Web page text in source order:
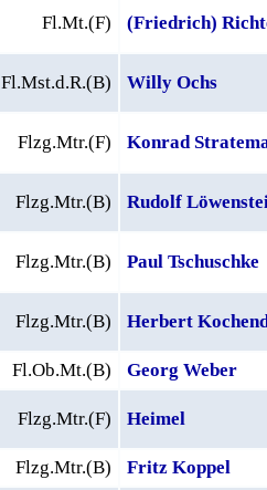
Fl.Mt.(F) (Friedrich)
Fl.Mst.d.R.(B) Willy Ochs
Flzg.Mtr.(F) Konrad
Flzg.Mtr.(B) Rudolf
Flzg.Mtr.(B) Paul Tschuschke
Flzg.Mtr.(B) Herbert
Fl.Ob.Mt.(B)
Georg Weber
Flzg.Mtr.(F) Heimel
Flzg.Mtr.(B) Fritz Koppel